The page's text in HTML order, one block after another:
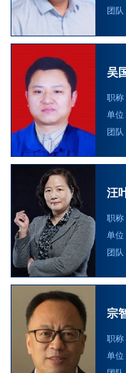
团
吴
职称
单位
团
汪
职称
单位
团
宗
职称
单位